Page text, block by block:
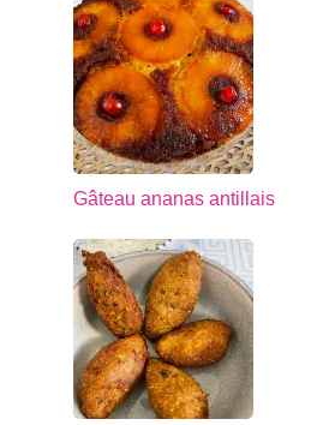
Gâteau ananas antillais